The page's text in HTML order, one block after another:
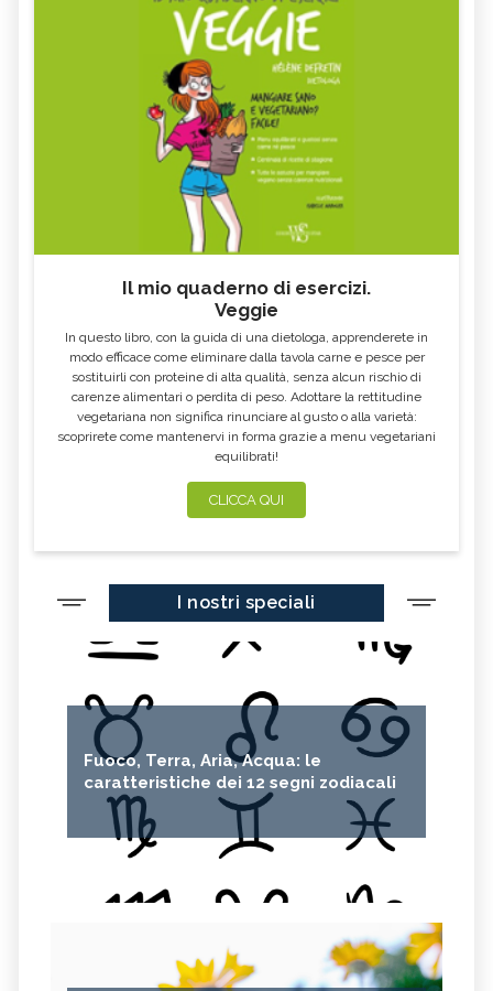
Il mio quaderno di esercizi.
Veggie
In questo libro, con la guida di una dietologa, apprenderete in
modo efficace come eliminare dalla tavola carne e pesce per
sostituirli con proteine di alta qualità, senza alcun rischio di
carenze alimentari o perdita di peso. Adottare la rettitudine
vegetariana non significa rinunciare al gusto o alla varietà:
scoprirete come mantenervi in forma grazie a menu vegetariani
equilibrati!
CLICCA QUI
I nostri speciali
Fuoco, Terra, Aria, Acqua: le
caratteristiche dei 12 segni zodiacali